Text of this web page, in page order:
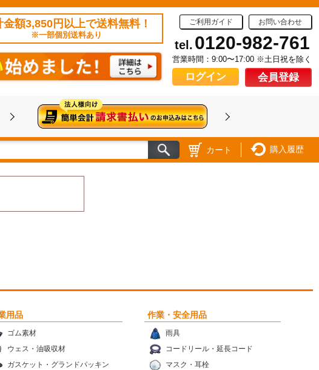
金額3,850円以上で送料無料！
※一部個別送料あり
ご利用ガイド お問い合わせ
tel. 0120-982-761
営業時間：9:00〜17:00 ※土日祝を除く
ログイン 会員登録
カート 購入履歴
用品
ゴム素材
ウェス・油吸収材
ガスケット・グランドパッキン
作業・安全用品
雨具
コードリール・延長コード
マスク・耳栓